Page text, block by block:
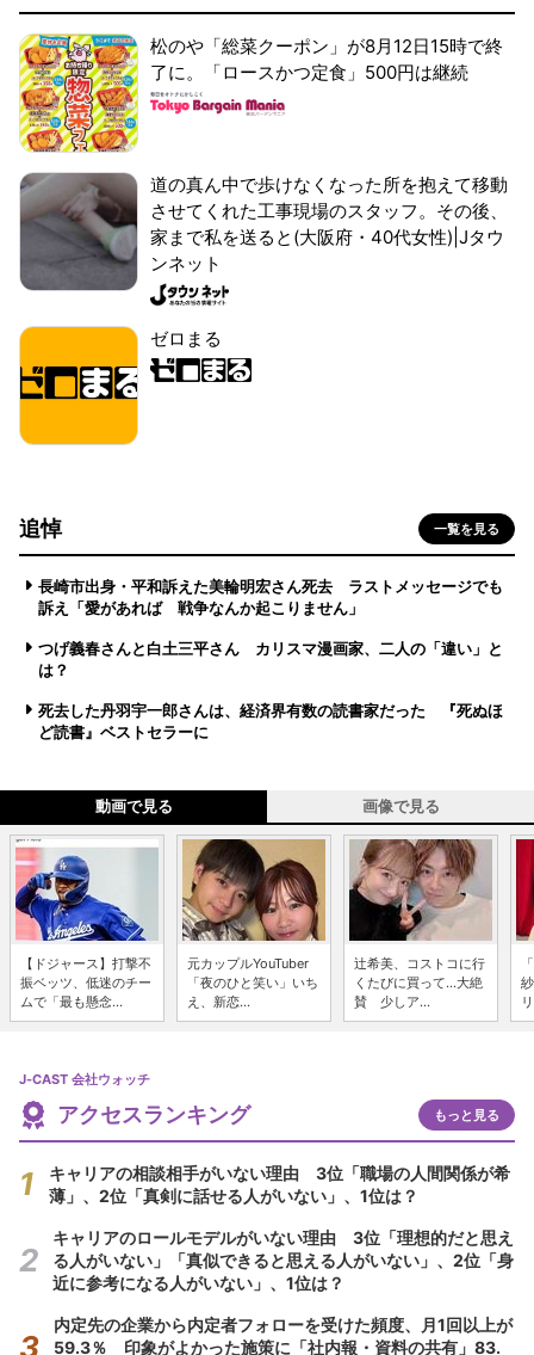
松のや「総菜クーポン」が8月12日15時で終
了に。「ロースかつ定食」500円は継続
道の真ん中で歩けなくなった所を抱えて移動
させてくれた工事現場のスタッフ。その後、
家まで私を送ると(大阪府・40代女性)|Jタウ
ンネット
ゼロまる
追悼 一覧を見る
長崎市出身・平和訴えた美輪明宏さん死去 ラストメッセージでも
訴え「愛があれば 戦争なんか起こりません」
つげ義春さんと白土三平さん カリスマ漫画家、二人の「違い」と
は？
死去した丹羽宇一郎さんは、経済界有数の読書家だった 『死ぬほ
ど読書』ベストセラーに
動画で見る 画像で見る
【ドジャース】打撃不
振ベッツ、低迷のチー
ムで「最も懸念...
元カップルYouTuber
「夜のひと笑い」いち
え、新恋...
辻希美、コストコに行
くたびに買って...大絶
賛 少しア...
J-CAST 会社ウォッチ
アクセスランキング もっと見る
キャリアの相談相手がいない理由 3位「職場の人間関係が希
薄」、2位「真剣に話せる人がいない」、1位は？
キャリアのロールモデルがいない理由 3位「理想的だと思え
る人がいない」「真似できると思える人がいない」、2位「身
近に参考になる人がいない」、1位は？
内定先の企業から内定者フォローを受けた頻度、月1回以上が
59.3％ 印象がよかった施策に「社内報・資料の共有」83.